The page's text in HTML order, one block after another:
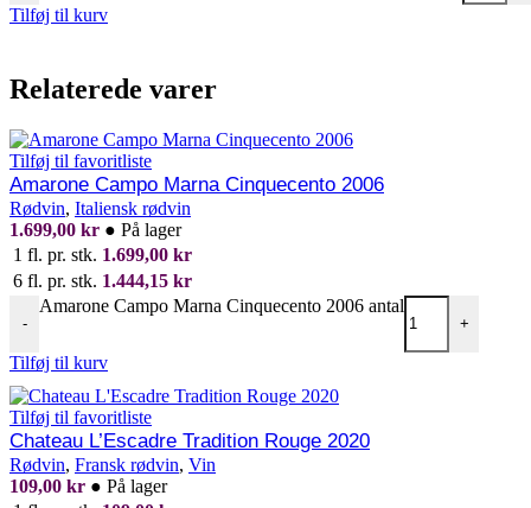
Tilføj til kurv
Relaterede varer
Tilføj til favoritliste
Amarone Campo Marna Cinquecento 2006
Rødvin, Italiensk rødvin
1.699,00 kr ● På lager
1 fl. pr. stk. 1.699,00 kr
6 fl. pr. stk. 1.444,15 kr
-
Amarone Campo Marna Cinquecento 2006 antal
+
Tilføj til kurv
Tilføj til favoritliste
Chateau L’Escadre Tradition Rouge 2020
Rødvin, Fransk rødvin, Vin
109,00 kr ● På lager